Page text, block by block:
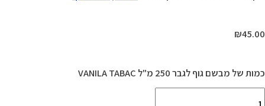
₪45.00
כמות של מבשם גוף לגבר 250 מ"ל VANILA TABAC